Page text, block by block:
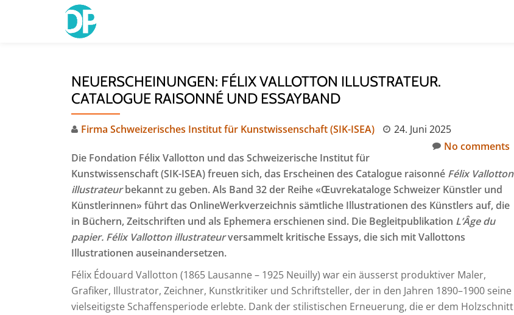
NEUERSCHEINUNGEN: FÉLIX VALLOTTON ILLUSTRATEUR.
CATALOGUE RAISONNÉ UND ESSAYBAND
Firma Schweizerisches Institut für Kunstwissenschaft (SIK-ISEA)
24. Juni 2025
No comments
Die Fondation Félix Vallotton und das Schweizerische Institut für
Kunstwissenschaft (SIK-ISEA) freuen sich, das Erscheinen des Catalogue raisonné Félix Vallotton
illustrateurbekannt zu geben. Als Band 32 der Reihe «Œuvrekataloge Schweizer Künstler und
Künstlerinnen» führt das OnlineWerkverzeichnis sämtliche Illustrationen des Künstlers auf, die
in Büchern, Zeitschriften und als Ephemera erschienen sind. Die Begleitpublikation L’Âge du
papier. Félix Vallotton illustrateurversammelt kritische Essays, die sich mit Vallottons
Illustrationen auseinandersetzen.
Félix Édouard Vallotton (1865 Lausanne – 1925 Neuilly) war ein äusserst produktiver Maler,
Grafiker, Illustrator, Zeichner, Kunstkritiker und Schriftsteller, der in den Jahren 1890–1900 seine
vielseitigste Schaffensperiode erlebte. Dank der stilistischen Erneuerung, die er dem Holzschnitt